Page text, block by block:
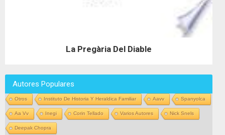
La Pregària Del Diable
Autores Populares
Otros Instituto De Historia Y Heraldica Familiar Aavv Spanyolca
Aa Vv Inegi Corin Tellado Varios Autores Nick Snels
Deepak Chopra